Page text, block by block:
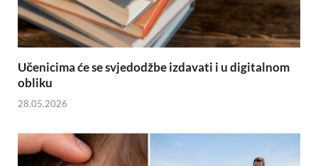
Učenicima će se svjedodžbe izdavati i u digitalnom
obliku
28.05.2026